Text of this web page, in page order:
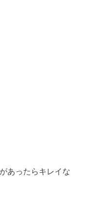
あったらキレイな